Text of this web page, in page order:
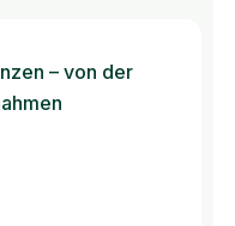
– von der